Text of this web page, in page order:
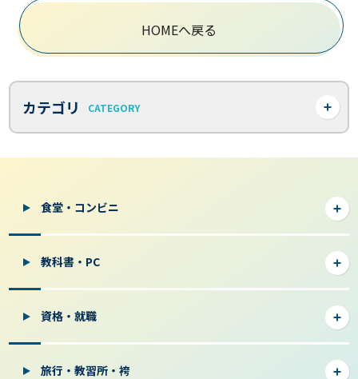
HOMEへ戻る
カテゴリ CATEGORY
食堂・コンビニ
教科書・PC
資格・就職
旅行・教習所・袴